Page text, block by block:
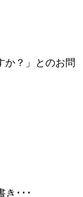
か？」とのお問
き･･･